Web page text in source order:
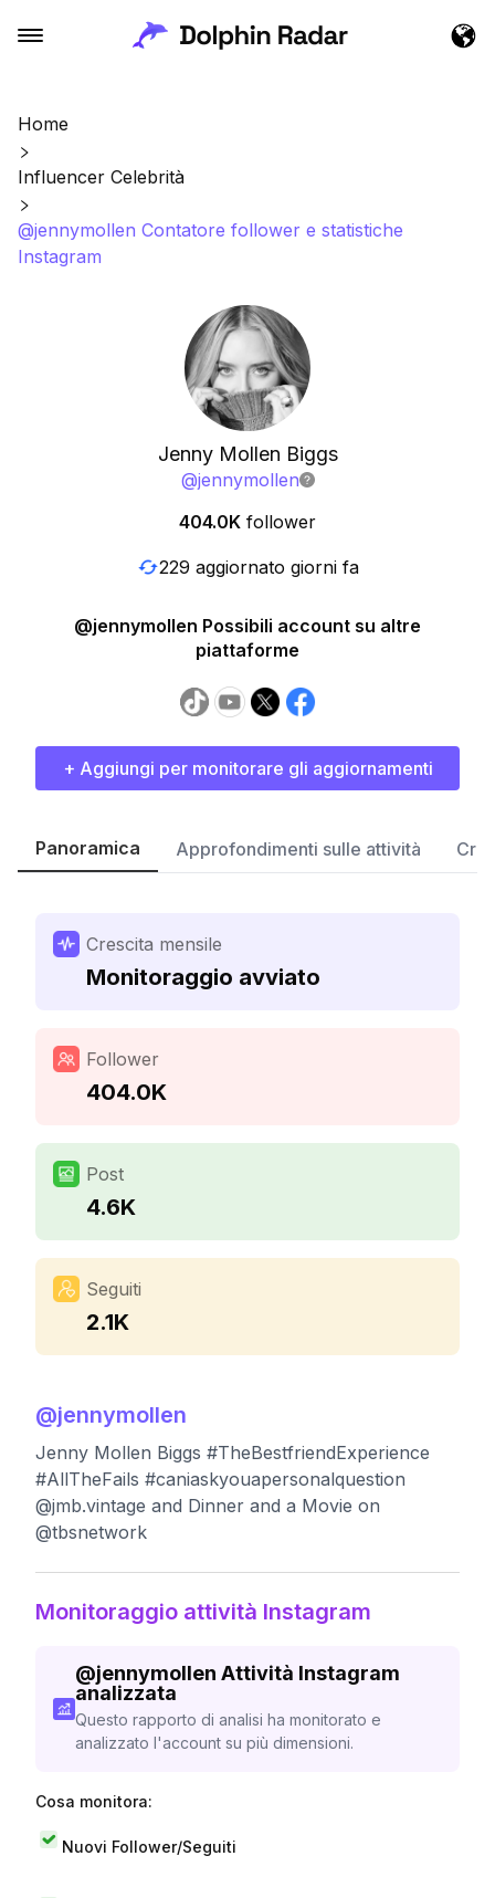
Home
Influencer Celebrità
@jennymollen Contatore follower e statistiche
Instagram
Jenny Mollen Biggs
@jennymollen
404.0K follower
229 aggiornato giorni fa
@jennymollen Possibili account su altre
piattaforme
+ Aggiungi per monitorare gli aggiornamenti
Panoramica Approfondimenti sulle attività
Crescita mensile
Monitoraggio avviato
Follower
404.0K
Post
4.6K
Seguiti
2.1K
@jennymollen
Jenny Mollen Biggs #TheBestfriendExperience
#AllTheFails #caniaskyouapersonalquestion
@jmb.vintage and Dinner and a Movie on
@tbsnetwork
Monitoraggio attività Instagram
@jennymollen Attività Instagram
analizzata
Questo rapporto di analisi ha monitorato e
analizzato l'account su più dimensioni.
Cosa monitora:
Nuovi Follower/Seguiti